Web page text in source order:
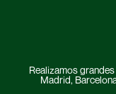
Realizamos
Madrid,